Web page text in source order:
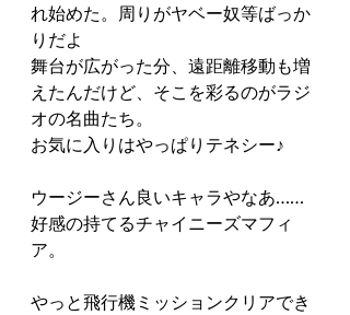
れ始めた。周りがヤベー奴等ばっか
りだよ
舞台が広がった分、遠距離移動も増
えたんだけど、そこを彩るのがラジ
オの名曲たち。
お気に入りはやっぱりテネシー♪
ウージーさん良いキャラやなあ……
好感の持てるチャイニーズマフィ
ア。
やっと飛行機ミッションクリアでき